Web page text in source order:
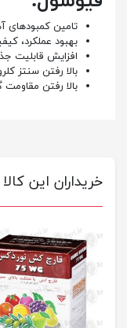
تامین كمبودهای
بهبود عملکرد،
افزایش قابلیت
بالا رفتن سنتز
بالا رفتن
خریداران این